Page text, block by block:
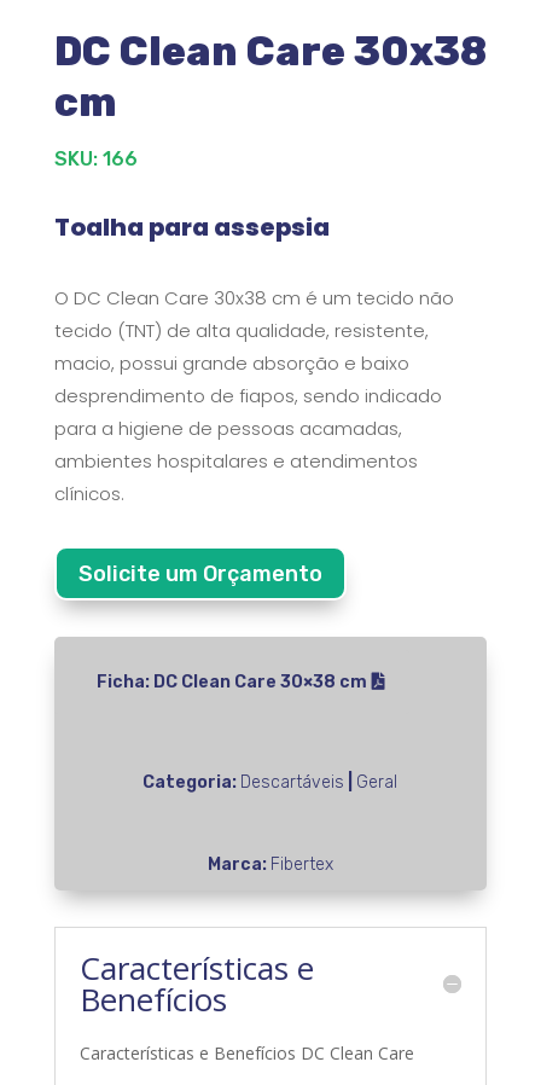
DC Clean Care 30x38
cm
SKU: 166
Toalha para assepsia
O DC Clean Care 30x38 cm é um tecido não
tecido (TNT) de alta qualidade, resistente,
macio, possui grande absorção e baixo
desprendimento de fiapos, sendo indicado
para a higiene de pessoas acamadas,
ambientes hospitalares e atendimentos
clínicos.
Solicite um Orçamento
Ficha: DC Clean Care 30×38 cm
Categoria: Descartáveis Geral
Marca: Fibertex
Características e
Benefícios
Características e Benefícios DC Clean Care